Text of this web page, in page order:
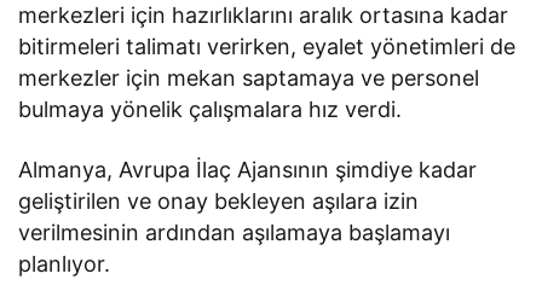
merkezleri için hazırlıklarını aralık ortasına kadar
bitirmeleri talimatı verirken, eyalet yönetimleri de
merkezler için mekan saptamaya ve personel
bulmaya yönelik çalışmalara hız verdi.
Almanya, Avrupa İlaç Ajansının şimdiye kadar
geliştirilen ve onay bekleyen aşılara izin
verilmesinin ardından aşılamaya başlamayı
planlıyor.